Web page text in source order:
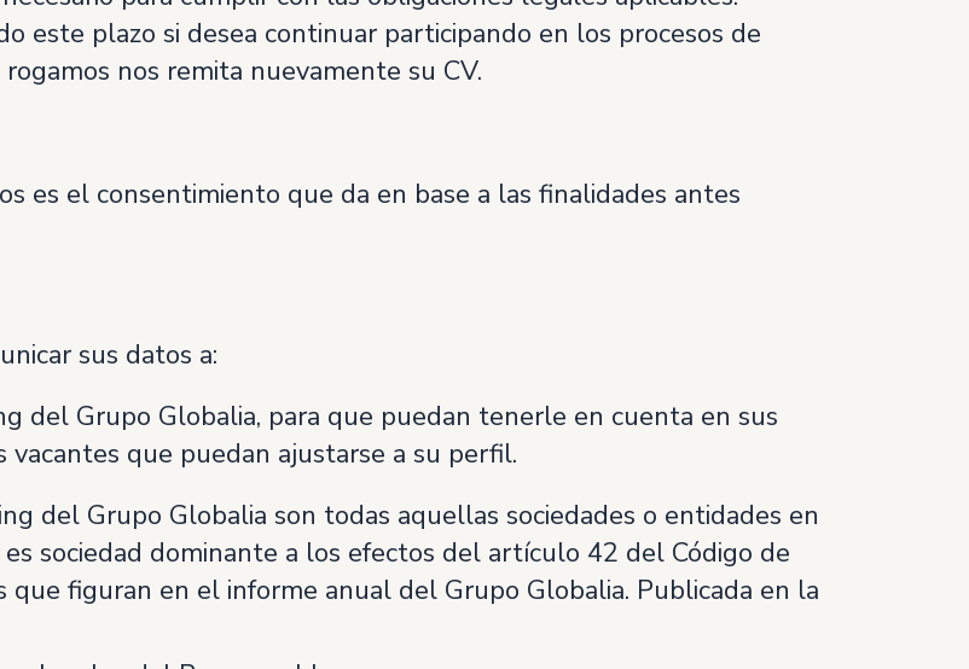
este plazo si desea continuar participando en los procesos de
nos remita nuevamente su CV.
es el consentimiento que da en base a las finalidades antes
sus datos a:
del Grupo Globalia, para que puedan tenerle en cuenta en sus
que puedan ajustarse a su perfil.
del Grupo Globalia son todas aquellas sociedades o entidades en
sociedad dominante a los efectos del artículo 42 del Código de
que figuran en el informe anual del Grupo Globalia. Publicada en la